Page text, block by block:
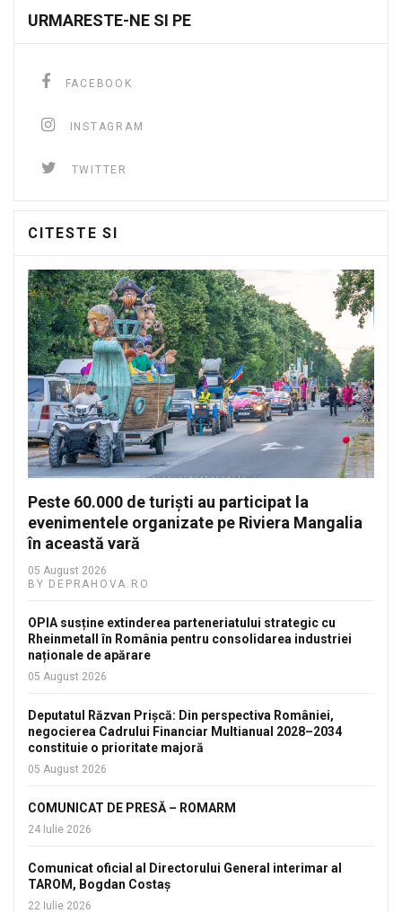
URMARESTE-NE SI PE
FACEBOOK
INSTAGRAM
TWITTER
CITESTE SI
Peste 60.000 de turiști au participat la
evenimentele organizate pe Riviera Mangalia
în această vară
05 August 2026
BY DEPRAHOVA.RO
OPIA susține extinderea parteneriatului strategic cu
Rheinmetall în România pentru consolidarea industriei
naționale de apărare
05 August 2026
Deputatul Răzvan Prișcă: Din perspectiva României,
negocierea Cadrului Financiar Multianual 2028–2034
constituie o prioritate majoră
05 August 2026
COMUNICAT DE PRESĂ – ROMARM
24 Iulie 2026
Comunicat oficial al Directorului General interimar al
TAROM, Bogdan Costaș
22 Iulie 2026